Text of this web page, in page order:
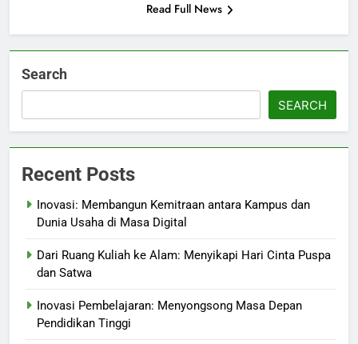
Read Full News
Search
SEARCH
Recent Posts
Inovasi: Membangun Kemitraan antara Kampus dan
Dunia Usaha di Masa Digital
Dari Ruang Kuliah ke Alam: Menyikapi Hari Cinta Puspa
dan Satwa
Inovasi Pembelajaran: Menyongsong Masa Depan
Pendidikan Tinggi